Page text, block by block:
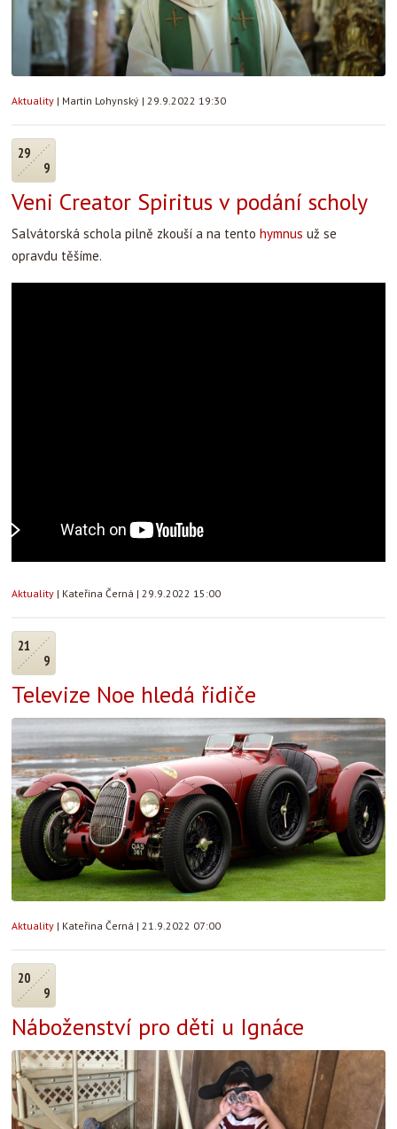
Aktuality | Martin Lohynský | 29.9.2022 19:30
29
9
Veni Creator Spiritus v podání scholy
Salvátorská schola pilně zkouší a na tento hymnus už se
opravdu těšíme.
Aktuality | Kateřina Černá | 29.9.2022 15:00
21
9
Televize Noe hledá řidiče
Aktuality | Kateřina Černá | 21.9.2022 07:00
20
9
Náboženství pro děti u Ignáce